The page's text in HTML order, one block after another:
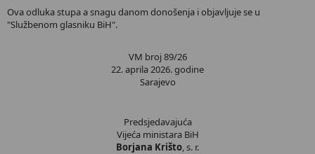
Ova odluka stupa a snagu danom donošenja i objavljuje se u
"Službenom glasniku BiH".
VM broj 89/26
22. aprila 2026. godine
Sarajevo
Predsjedavajuća
Vijeća ministara BiH
Borjana Krišto, s. r.